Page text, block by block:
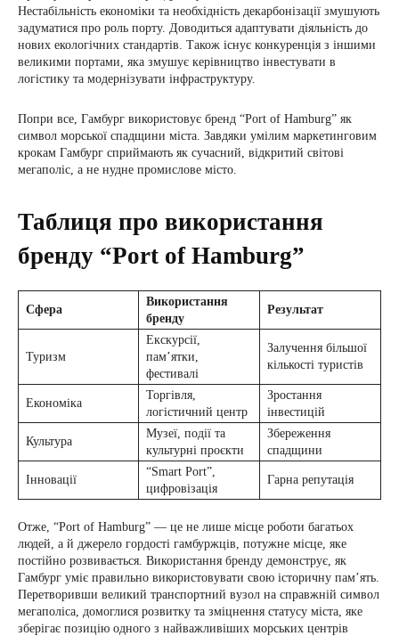
Нестабільність економіки та необхідність декарбонізації змушують
задуматися про роль порту. Доводиться адаптувати діяльність до
нових екологічних стандартів. Також існує конкуренція з іншими
великими портами, яка змушує керівництво інвестувати в
логістику та модернізувати інфраструктуру.
Попри все, Гамбург використовує бренд “Port of Hamburg” як
символ морської спадщини міста. Завдяки умілим маркетинговим
крокам Гамбург сприймають як сучасний, відкритий світові
мегаполіс, а не нудне промислове місто.
Таблиця про використання
бренду “Port of Hamburg”
Сфера
Використання
бренду
Результат
Туризм
Екскурсії,
пам’ятки,
фестивалі
Залучення більшої
кількості туристів
Економіка
Торгівля,
логістичний центр
Зростання
інвестицій
Культура
Музеї, події та
культурні проєкти
Збереження
спадщини
Інновації
“Smart Port”,
цифровізація
Гарна репутація
Отже, “Port of Hamburg” — це не лише місце роботи багатьох
людей, а й джерело гордості гамбуржців, потужне місце, яке
постійно розвивається. Використання бренду демонструє, як
Гамбург уміє правильно використовувати свою історичну пам’ять.
Перетворивши великий транспортний вузол на справжній символ
мегаполіса, домоглися розвитку та зміцнення статусу міста, яке
зберігає позицію одного з найважливіших морських центрів